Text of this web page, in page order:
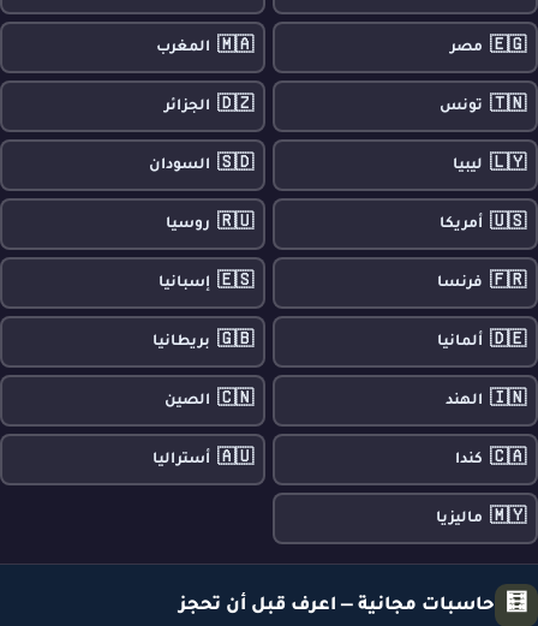
🇪🇬 مصر 🇲🇦 المغرب
🇹🇳 تونس 🇩🇿 الجزائر
🇱🇾 ليبيا 🇸🇩 السودان
🇺🇸 أمريكا 🇷🇺 روسيا
🇫🇷 فرنسا 🇪🇸 إسبانيا
🇩🇪 ألمانيا 🇬🇧 بريطانيا
🇮🇳 الهند 🇨🇳 الصين
🇨🇦 كندا 🇦🇺 أستراليا
🇲🇾 ماليزيا
🧮 حاسبات مجانية — اعرف قبل أن تحجز